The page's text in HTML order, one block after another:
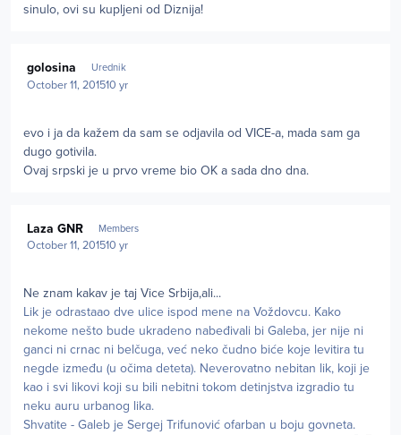
sinulo, ovi su kupljeni od Diznija!
golosina Urednik
October 11, 201510 yr
evo i ja da kažem da sam se odjavila od VICE-a, mada sam ga
dugo gotivila.
Ovaj srpski je u prvo vreme bio OK a sada dno dna.
Laza GNR Members
October 11, 201510 yr
Ne znam kakav je taj Vice Srbija,ali...
Lik je odrastaao dve ulice ispod mene na Voždovcu. Kako
nekome nešto bude ukradeno nabeđivali bi Galeba, jer nije ni
ganci ni crnac ni belčuga, već neko čudno biće koje levitira tu
negde između (u očima deteta). Neverovatno nebitan lik, koji je
kao i svi likovi koji su bili nebitni tokom detinjstva izgradio tu
neku auru urbanog lika.
Shvatite - Galeb je Sergej Trifunović ofarban u boju govneta.